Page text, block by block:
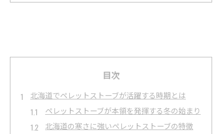
目次
北海道でペレットストーブが活躍する時期とは
ペレットストーブが本領を発揮する冬の始まり
北海道の寒さに強いペレットストーブの特徴